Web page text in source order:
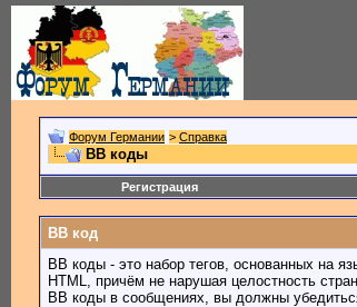
Форум Германии > Справка
BB коды
Регистрация
BB код
BB коды - это набор тегов, основанных на
HTML, причём не нарушая целостность
BB коды в сообщениях, вы должны